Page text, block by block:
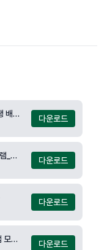
[BICS] 학부 인턴십 프로그램 안내문_학생 배포용.pdf 다운로드
[BICS] 2026-1학기 학부 인턴십 프로그램_포스터.jpg 다운로드
다운로드
붙임1. 2026-1학기 학부 인턴십 프로그램 모집 분야.xlsx 다운로드